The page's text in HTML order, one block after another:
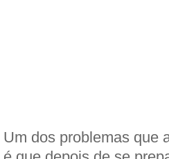
Um dos problemas que